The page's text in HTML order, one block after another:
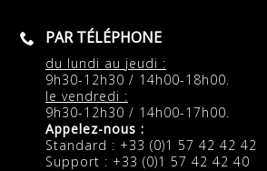
PAR TÉLÉPHONE
du lundi au jeudi :
9h30-12h30 / 14h00-18h00.
le vendredi :
9h30-12h30 / 14h00-17h00.
Appelez-nous :
Standard : +33 (0)1 57 42 42 42
Support : +33 (0)1 57 42 42 40